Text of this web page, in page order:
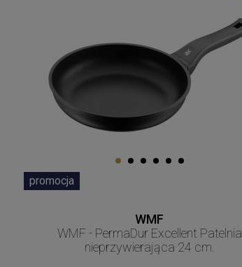
promocja
WMF
WMF - PermaDur Excellent Patelnia
nieprzywierająca 24 cm.